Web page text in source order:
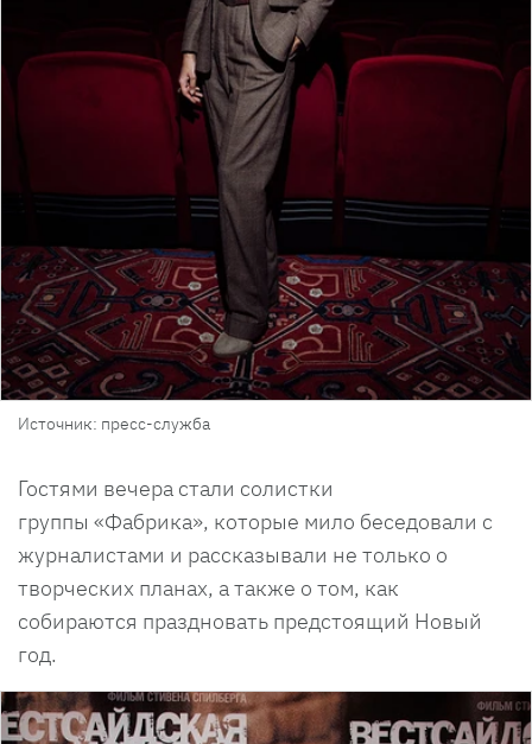
Источник: пресс-служба
Гостями вечера стали солистки
группы «Фабрика», которые мило беседовали с
журналистами и рассказывали не только о
творческих планах, а также о том, как
собираются праздновать предстоящий Новый
год.